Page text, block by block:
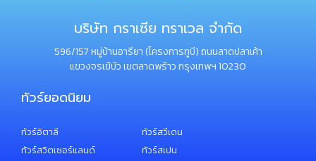
บริษัท กราเซีย ทราเวล จำกัด
596/157 หมู่บ้านอารียา (โครงการทูบี) ถนนลาดปลาเค้า
แขวงจรเข้บัว เขตลาดพร้าว กรุงเทพฯ 10230
ทัวร์ยอดนิยม
ทัวร์อิตาลี
ทัวร์สวิตเซอร์แลนด์
ทัวร์สวีเดน
ทัวร์สเปน